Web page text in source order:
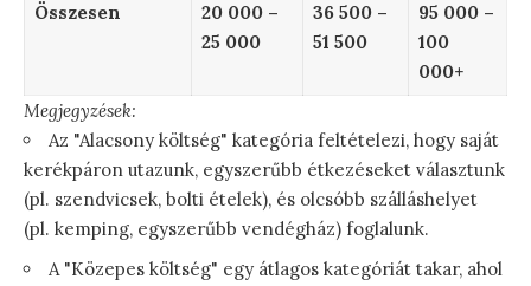
Összesen
20 000 –
25 000
36 500 –
51 500
95 000 –
100
000+
Megjegyzések:
Az "Alacsony költség" kategória feltételezi, hogy saját
kerékpáron utazunk, egyszerűbb étkezéseket választunk
(pl. szendvicsek, bolti ételek), és olcsóbb szálláshelyet
(pl. kemping, egyszerűbb vendégház) foglalunk.
A "Közepes költség" egy átlagos kategóriát takar, ahol